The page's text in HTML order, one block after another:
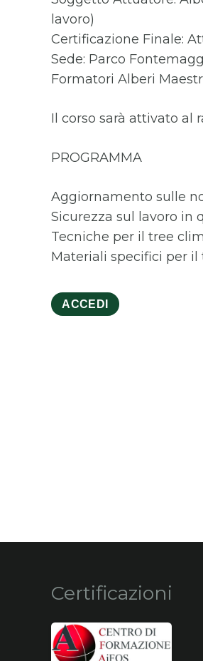
lavoro)
Certificazione Finale:
Sede: Parco
Formatori Alberi
Il corso sarà attivato
PROGRAMMA
Aggiornamento sulle
Sicurezza sul lavoro in
Tecniche per il tree
Materiali specifici per
ACCEDI
Certificazioni